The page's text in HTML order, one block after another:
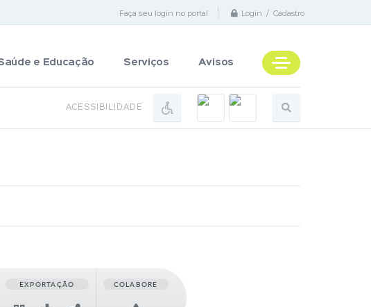
Faça seu login no portal Login / Cadastro
e Educação Serviços Avisos
ACESSIBILIDADE
EXPORTAÇÃO COLABORE